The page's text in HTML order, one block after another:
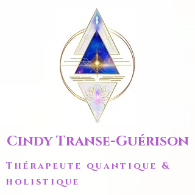
Cindy Transe-Guérison
Thérapeute quantique &
holistique